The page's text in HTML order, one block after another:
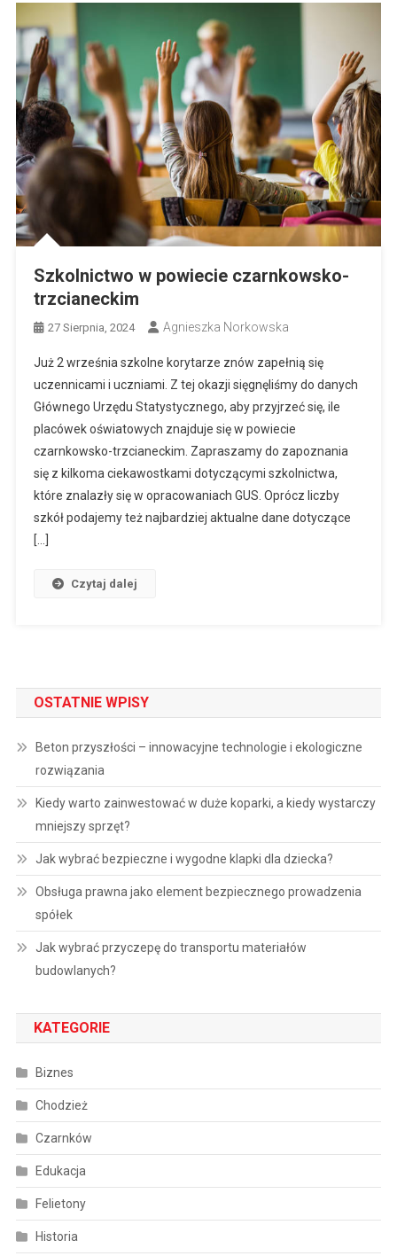
Szkolnictwo w powiecie czarnkowsko-
trzcianeckim
27 Sierpnia, 2024 Agnieszka Norkowska
Już 2 września szkolne korytarze znów zapełnią się
uczennicami i uczniami. Z tej okazji sięgnęliśmy do danych
Głównego Urzędu Statystycznego, aby przyjrzeć się, ile
placówek oświatowych znajduje się w powiecie
czarnkowsko-trzcianeckim. Zapraszamy do zapoznania
się z kilkoma ciekawostkami dotyczącymi szkolnictwa,
które znalazły się w opracowaniach GUS. Oprócz liczby
szkół podajemy też najbardziej aktualne dane dotyczące
[…]
Czytaj dalej
OSTATNIE WPISY
Beton przyszłości – innowacyjne technologie i ekologiczne
rozwiązania
Kiedy warto zainwestować w duże koparki, a kiedy wystarczy
mniejszy sprzęt?
Jak wybrać bezpieczne i wygodne klapki dla dziecka?
Obsługa prawna jako element bezpiecznego prowadzenia
spółek
Jak wybrać przyczepę do transportu materiałów
budowlanych?
KATEGORIE
Biznes
Chodzież
Czarnków
Edukacja
Felietony
Historia